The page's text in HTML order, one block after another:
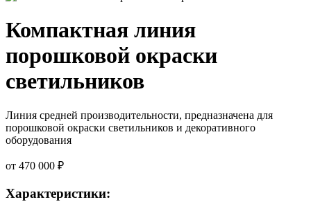
Компактная линия
порошковой окраски
светильников
Линия средней производительности, предназначена для
порошковой окраски светильников и декоративного
оборудования
от 470 000 ₽
Характеристики: